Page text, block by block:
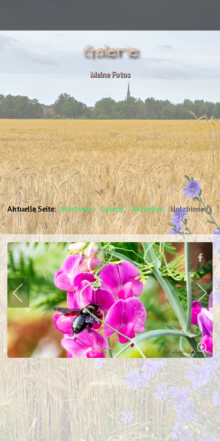
Galerie
Meine Fotos
Aktuelle Seite:Startseite Galerie Aktuelles Holzbiene